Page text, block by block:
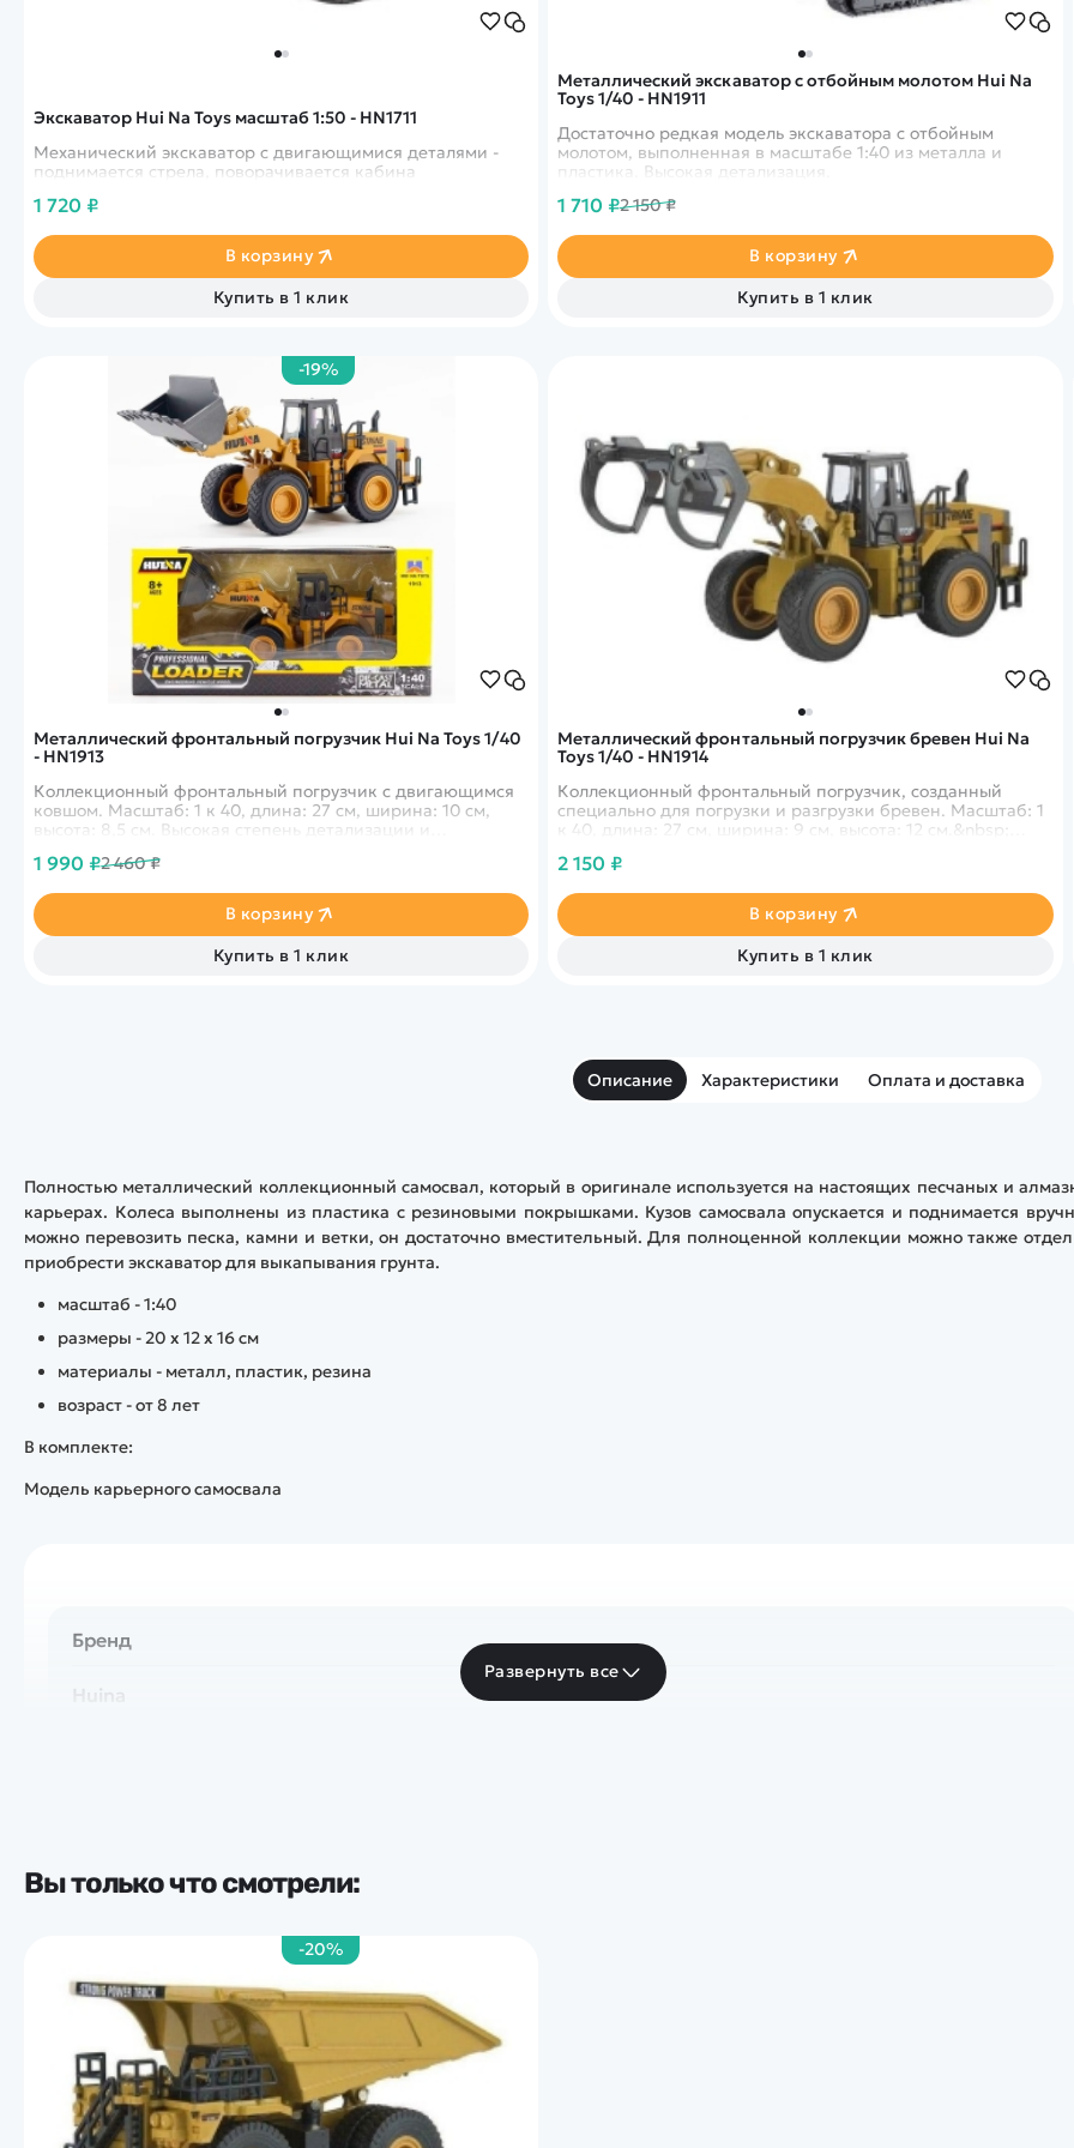
Экскаватор Hui Na Toys масштаб 1:50 - HN1711
Механический экскаватор с двигающимися деталями -
поднимается стрела, поворачивается кабина
1 720 ₽
В корзину
Купить в 1 клик
Металлический экскаватор с отбойным молотом Hui Na
Toys 1/40 - HN1911
Достаточно редкая модель экскаватора с отбойным
молотом, выполненная в масштабе 1:40 из металла и
пластика. Высокая детализация.
1 710 ₽2 150 ₽
В корзину
Купить в 1 клик
-19%
Металлический фронтальный погрузчик Hui Na Toys 1/40
- HN1913
Коллекционный фронтальный погрузчик с двигающимся
ковшом. Масштаб: 1 к 40, длина: 27 см, ширина: 10 см,
высота: 8,5 см. Высокая степень детализации и
1 990 ₽2 460 ₽
В корзину
Купить в 1 клик
Металлический фронтальный погрузчик бревен Hui Na
Toys 1/40 - HN1914
Коллекционный фронтальный погрузчик, созданный
специально для погрузки и разгрузки бревен. Масштаб: 1
к 40, длина: 27 см, ширина: 9 см, высота: 12 см.&nbsp;
2 150 ₽
В корзину
Купить в 1 клик
Описание Характеристики Оплата и доставка
Полностью металлический коллекционный самосвал, который в оригинале используется на настоящих песчаных и
карьерах. Колеса выполнены из пластика с резиновыми покрышками. Кузов самосвала опускается и поднимается
можно перевозить песка, камни и ветки, он достаточно вместительный. Для полноценной коллекции можно также
приобрести экскаватор для выкапывания грунта.
масштаб - 1:40
размеры - 20 x 12 x 16 см
материалы - металл, пластик, резина
возраст - от 8 лет
В комплекте:
Модель карьерного самосвала
Бренд
Huina
Развернуть все
Вы только что смотрели:
-20%